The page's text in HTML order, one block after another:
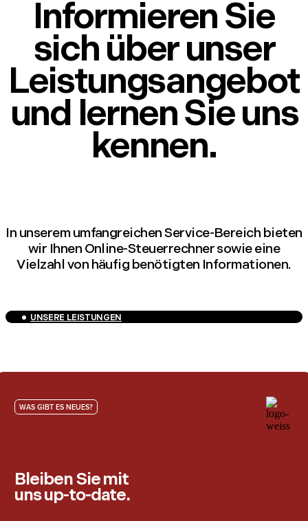
Informieren Sie
sich über unser
Leistungsangebot
und lernen Sie uns
kennen.
In unserem umfangreichen Service-Bereich bieten
wir Ihnen Online-Steuerrechner sowie eine
Vielzahl von häufig benötigten Informationen.
UNSERE LEISTUNGEN
WAS GIBT ES NEUES?
Bleiben Sie mit
uns up-to-date.